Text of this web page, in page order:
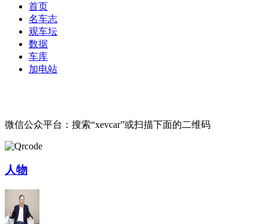
首页
名车志
观车坛
数据
车库
加电站
微信公众平台：搜索“xevcar”或扫描下面的二维码
人物